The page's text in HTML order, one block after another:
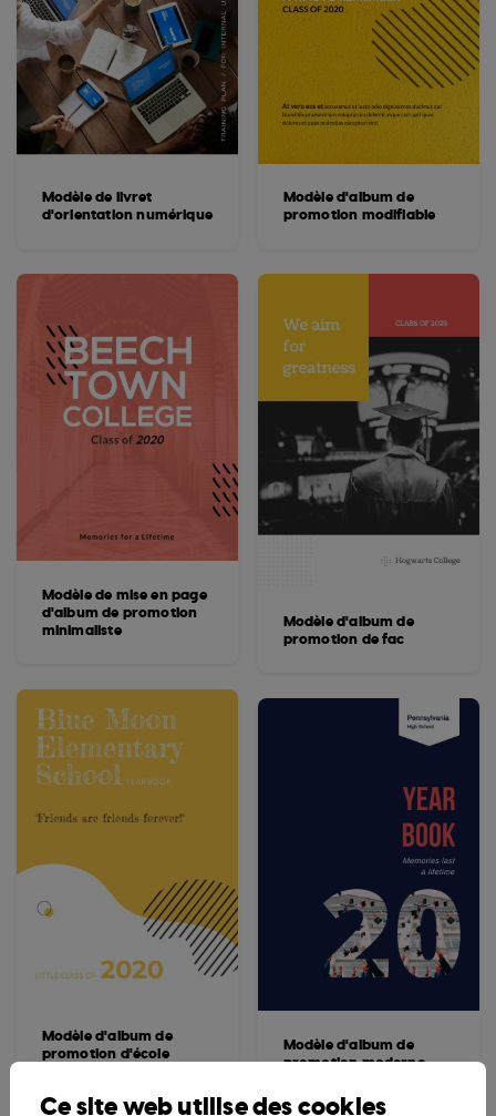
Modèle de livret
d'orientation numérique
Modèle de mise en page
d'album de promotion
minimaliste
Modèle d'album de
promotion d'école
Modèle d'album de
promotion modifiable
Modèle d'album de
promotion de fac
Modèle d'album de
promotion moderne
Ce site web utilise des cookies